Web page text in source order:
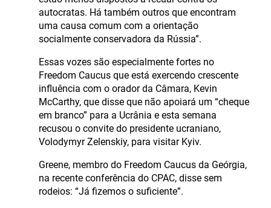
autocratas. Há também outros que encontram
uma causa comum com a orientação
socialmente conservadora da Rússia”.
Essas vozes são especialmente fortes no
Freedom Caucus que está exercendo crescente
influência com o orador da Câmara, Kevin
McCarthy, que disse que não apoiará um “cheque
em branco” para a Ucrânia e esta semana
recusou o convite do presidente ucraniano,
Volodymyr Zelenskiy, para visitar Kyiv.
Greene, membro do Freedom Caucus da Geórgia,
na recente conferência do CPAC, disse sem
rodeios: “Já fizemos o suficiente”.